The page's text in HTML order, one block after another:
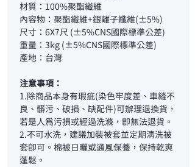
材質：100%聚酯纖維
內容物：聚酯纖維+銀離子纖維(±5%)
尺寸：6X7尺 (±5%CNS國際標準公差)
重量：3kg (±5%CNS國際標準公差)
產地：台灣
注意事項：
1.除商品本身有瑕疵(染色牢度差、車縫不
良、髒污、破損、缺配件)可辦理退換貨，
若是人為污損或經過洗滌，即無法退貨。
2.不可水洗，建議加裝被套並定期清洗被
套即可。棉被日曬或通風保養，保持乾爽
蓬鬆。